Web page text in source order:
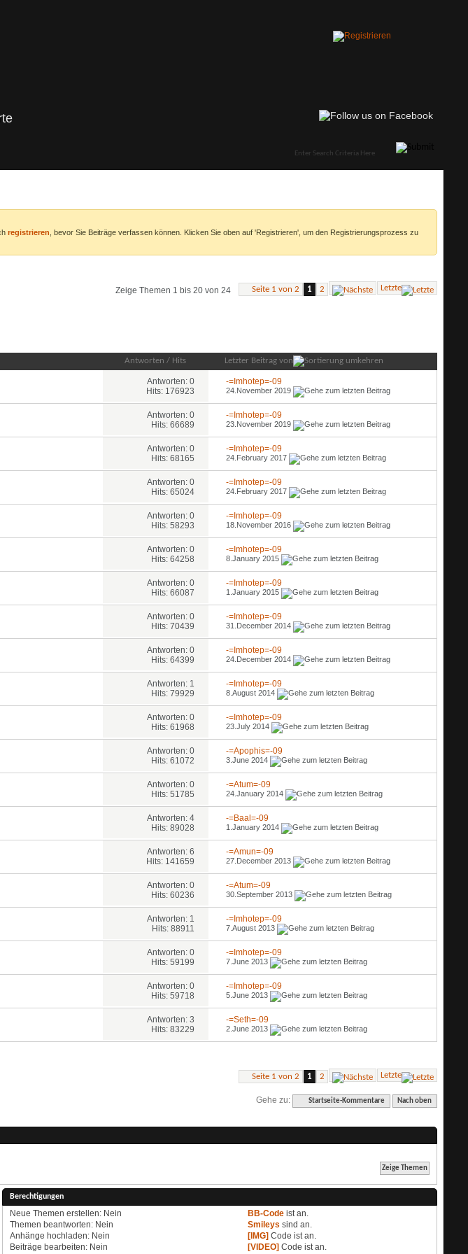
registrieren , bevor Sie Beiträge verfassen können. Klicken Sie oben auf 'Registrieren', um den Registrierungsprozess zu
Seite 1 von 2 1 2 Letzte
Zeige Themen 1 bis 20 von 24
Antworten / Hits Letzter Beitrag von
Antworten: 0
Hits: 176923
-=Imhotep=-09
24.November 2019
Antworten: 0
Hits: 66689
-=Imhotep=-09
23.November 2019
Antworten: 0
Hits: 68165
-=Imhotep=-09
24.February 2017
Antworten: 0
Hits: 65024
-=Imhotep=-09
24.February 2017
Antworten: 0
Hits: 58293
-=Imhotep=-09
18.November 2016
Antworten: 0
Hits: 64258
-=Imhotep=-09
8.January 2015
Antworten: 0
Hits: 66087
-=Imhotep=-09
1.January 2015
Antworten: 0
Hits: 70439
-=Imhotep=-09
31.December 2014
Antworten: 0
Hits: 64399
-=Imhotep=-09
24.December 2014
Antworten: 1
Hits: 79929
-=Imhotep=-09
8.August 2014
Antworten: 0
Hits: 61968
-=Imhotep=-09
23.July 2014
Antworten: 0
Hits: 61072
-=Apophis=-09
3.June 2014
Antworten: 0
Hits: 51785
-=Atum=-09
24.January 2014
Antworten: 4
Hits: 89028
-=Baal=-09
1.January 2014
Antworten: 6
Hits: 141659
-=Amun=-09
27.December 2013
Antworten: 0
Hits: 60236
-=Atum=-09
30.September 2013
Antworten: 1
Hits: 88911
-=Imhotep=-09
7.August 2013
Antworten: 0
Hits: 59199
-=Imhotep=-09
7.June 2013
Antworten: 0
Hits: 59718
-=Imhotep=-09
5.June 2013
Antworten: 3
Hits: 83229
-=Seth=-09
2.June 2013
Seite 1 von 2 1 2 Letzte
Gehe zu: Startseite-Kommentare Nach oben
Berechtigungen
Neue Themen erstellen: Nein
Themen beantworten: Nein
Anhänge hochladen: Nein
Beiträge bearbeiten: Nein
BB-Code istan.
Smileys sindan.
[IMG] Code istan.
[VIDEO] Code istan.